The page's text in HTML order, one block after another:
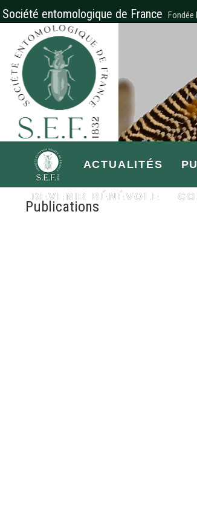
Société entomologique de France Fondée
ACTUALITÉS
DEVENIR BÉNÉVOLE
Publications